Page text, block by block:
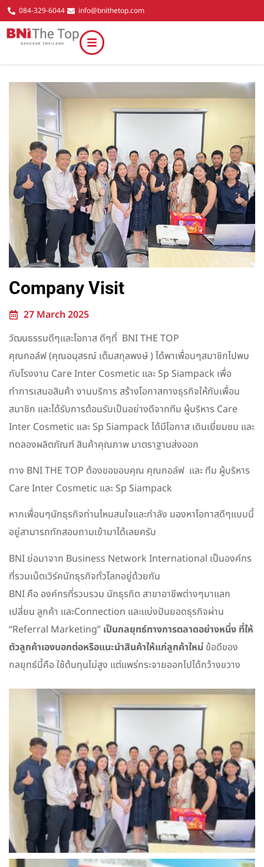
084-329-6044 info@bnithetop.com
Company Visit
27 March 2025
วัฒนธรรมดีๆและโอกาส ดีๆที่ BNI THE TOP
คุณกอล์ฟ (คุณอนุสรณ์ เต็มสกุลพงษ์ ) ได้พาเพื่อนๆสมาชิกไปพบ
กับโรงงาน Care Inter Cosmetic และ Sp Siampack เพื่อ
ทำการเสนอสินค้า งานบริการ สร้างโอกาสทางธุรกิจให้กับเพื่อน
สมาชิก และได้รับการต้อนรับเป็นอย่างดีจากทีม ผู้บริหาร Care
Inter Cosmetic และ Sp Siampack ได้มีโอกาส เดินเยี่ยมชม และ
ทดลองผลิตภัณฑ์ สินค้าคุณภาพ มาตราฐานส่งออก
ทาง BNI THE TOP ต้องขอขอบคุณ คุณกอล์ฟ และ ทีม ผู้บริหาร
Care Inter Cosmetic และ Sp Siampack
หากเพื่อนๆนักธุรกิจท่านไหนสนใจและกำลัง มองหาโอกาสดีๆแบบนี้
อยู่สามารถทักสอบถามเข้ามาได้เลยครับ
BNI ย่อมาจาก Business Network International เป็นองค์กร
ที่รวมเน็ตเวิร์คนักธุรกิจทั่วโลกอยู่ด้วยกัน
BNI คือ องค์กรที่รวบรวม นักธุรกิต สาขาอาชีพต่างๆมาแลก
เปลี่ยน ลูกค้า และConnection และแบ่งปันยอดธุรกิจผ่าน
“Referral Marketing” เป็นกลยุทธ์ทางการตลาดอย่างหนึ่ง ที่ให้
ตัวลูกค้าเองบอกต่อหรือแนะนำสินค้าให้แก่ลูกค้าใหม่ ข้อดีของ
กลยุทธ์นี้คือ ใช้ต้นทุนไม่สูง แต่แพร่กระจายออกไปได้กว้างขวาง